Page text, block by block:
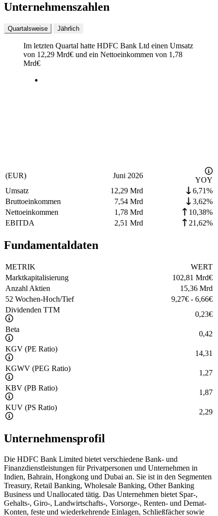
Unternehmenszahlen
Quartalsweise Jährlich
Im letzten Quartal hatte HDFC Bank Ltd einen Umsatz
von 12,29 Mrd€ und ein Nettoeinkommen von 1,78
Mrd€
(EUR) Juni 2026
YOY
Umsatz
12,29 Mrd
6,71%
Bruttoeinkommen
7,54 Mrd
3,62%
Nettoeinkommen
1,78 Mrd
10,38%
EBITDA
2,51 Mrd 21,62%
Fundamentaldaten
METRIK
WERT
Marktkapitalisierung
102,81 Mrd€
Anzahl Aktien
15,36 Mrd
52 Wochen-Hoch/Tief
9,27€ - 6,66€
Dividenden TTM
0,23€
Beta
0,42
KGV (PE Ratio)
14,31
KGWV (PEG Ratio)
1,27
KBV (PB Ratio)
1,87
KUV (PS Ratio)
2,29
Unternehmensprofil
Die HDFC Bank Limited bietet verschiedene Bank- und
Finanzdienstleistungen für Privatpersonen und Unternehmen in
Indien, Bahrain, Hongkong und Dubai an. Sie ist in den Segmenten
Treasury, Retail Banking, Wholesale Banking, Other Banking
Business und Unallocated tätig. Das Unternehmen bietet Spar-,
Gehalts-, Giro-, Landwirtschafts-, Vorsorge-, Renten- und Demat-
Konten, feste und wiederkehrende Einlagen, Schließfächer sowie